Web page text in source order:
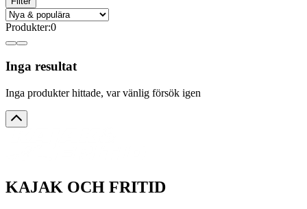
Produkter:0
Inga resultat
Inga produkter hittade, var vänlig försök igen
KAJAK OCH FRITID